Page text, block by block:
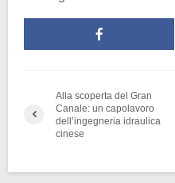
Alla scoperta del Gran
Canale: un capolavoro
dell’ingegneria idraulica
cinese